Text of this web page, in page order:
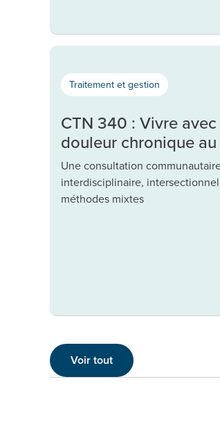
Traitement et gestion
CTN 340 : Vivre
douleur chronique
Une consultation
interdisciplinaire,
méthodes mixtes
Voir tout